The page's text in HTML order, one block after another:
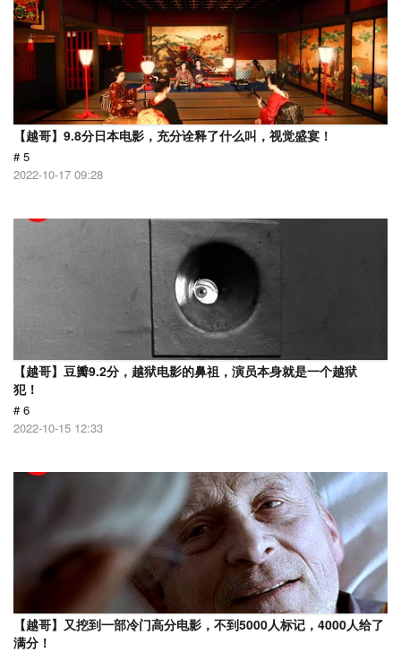
【越哥】9.8分日本电影，充分诠释了什么叫，视觉盛宴！
# 5
2022-10-17 09:28
【越哥】豆瓣9.2分，越狱电影的鼻祖，演员本身就是一个越狱
犯！
# 6
2022-10-15 12:33
【越哥】又挖到一部冷门高分电影，不到5000人标记，4000人给了
满分！